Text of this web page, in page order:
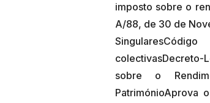
imposto sobre o
A/88, de 30 de
sobre o
PatrimónioAprova